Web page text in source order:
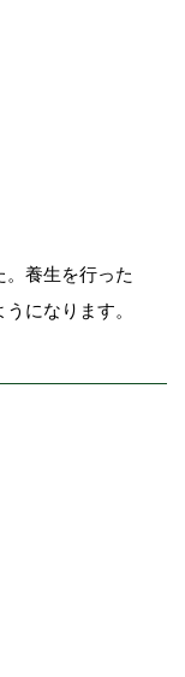
養生を行った
になります。